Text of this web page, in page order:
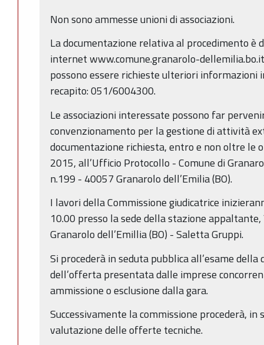
Non sono ammesse unioni di associazioni.
La documentazione relativa al procedimento è
internet www.comune.granarolo-
possono essere richieste ulteriori informazioni
recapito: 051/6004300.
Le associazioni interessate possono far
convenzionamento per la gestione di attività
documentazione richiesta, entro e non oltre le
2015, all’Ufficio Protocollo - Comune di
n.199 - 40057 Granarolo dell’Emilia (BO).
I lavori della Commissione giudicatrice
10.00 presso la sede della stazione
Granarolo dell’Emillia (BO) - Saletta Gruppi.
Si procederà in seduta pubblica all’esame
dell’offerta presentata dalle imprese
ammissione o esclusione dalla gara.
Successivamente la commissione procederà, in
valutazione delle offerte tecniche.